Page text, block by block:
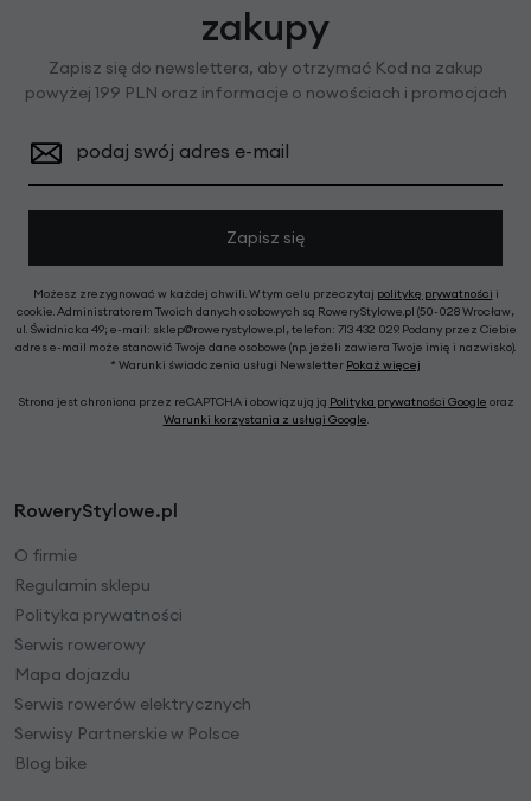
zakupy
Zapisz się do newslettera, aby otrzymać Kod na zakup
powyżej 199 PLN oraz informacje o nowościach i promocjach
podaj swój adres e-mail
Zapisz się
Możesz zrezygnować w każdej chwili. W tym celu przeczytaj politykę prywatności i
cookie. Administratorem Twoich danych osobowych są RoweryStylowe.pl (50-028 Wrocław,
ul. Świdnicka 49; e-mail: sklep@rowerystylowe.pl, telefon: 713 432 029. Podany przez Ciebie
adres e-mail może stanowić Twoje dane osobowe (np. jeżeli zawiera Twoje imię i nazwisko).
* Warunki świadczenia usługi Newsletter Pokaż więcej
Strona jest chroniona przez reCAPTCHA i obowiązują ją Polityka prywatności Google oraz
Warunki korzystania z usługi Google.
RoweryStylowe.pl
O firmie
Regulamin sklepu
Polityka prywatności
Serwis rowerowy
Mapa dojazdu
Serwis rowerów elektrycznych
Serwisy Partnerskie w Polsce
Blog bike